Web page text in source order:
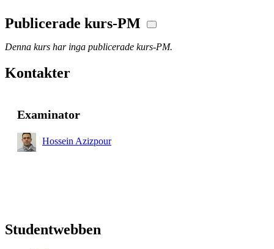
Publicerade kurs-PM
Denna kurs har inga publicerade kurs-PM.
Kontakter
Examinator
Hossein Azizpour
Studentwebben